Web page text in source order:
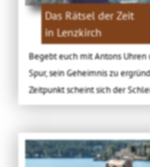
Das Rätsel der Zeit
in Lenzkirch
Begebt euch mit Antons
Spur, sein Geheimnis zu
Zeitpunkt scheint sich der
Bild: